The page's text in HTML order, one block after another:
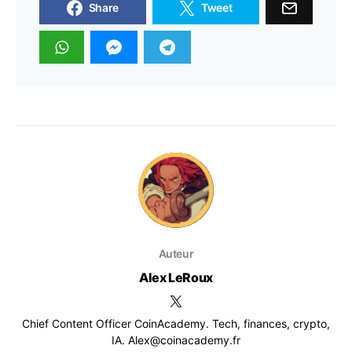
Share Tweet
Auteur
Alex LeRoux
Chief Content Officer CoinAcademy. Tech, finances, crypto,
IA. Alex@coinacademy.fr